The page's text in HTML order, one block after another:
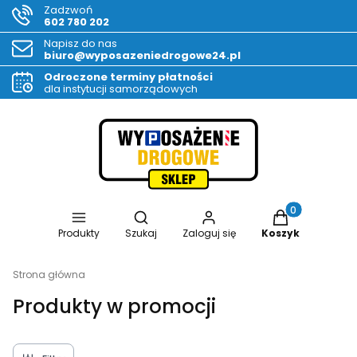
Zadzwoń
602 780 202
Napisz do nas
biuro@wyposazeniedrogowe24.pl
Odroczone terminy płatności
dla instytucji samorządowych
Produkty
Otwórz wyszukiwarkę
Szukaj Zaloguj się
Produkty w
Koszyk
Strona główna
Produkty w promocji